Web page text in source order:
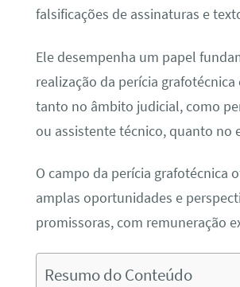
falsificações de assinaturas e
Ele desempenha um papel
realização da perícia
tanto no âmbito judicial, como
ou assistente técnico, quanto no
O campo da perícia grafotécnica
amplas oportunidades e
promissoras, com remuneração
Resumo do Conteúdo